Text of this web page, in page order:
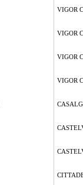
VIGOR
VIGOR
VIGOR
VIGOR